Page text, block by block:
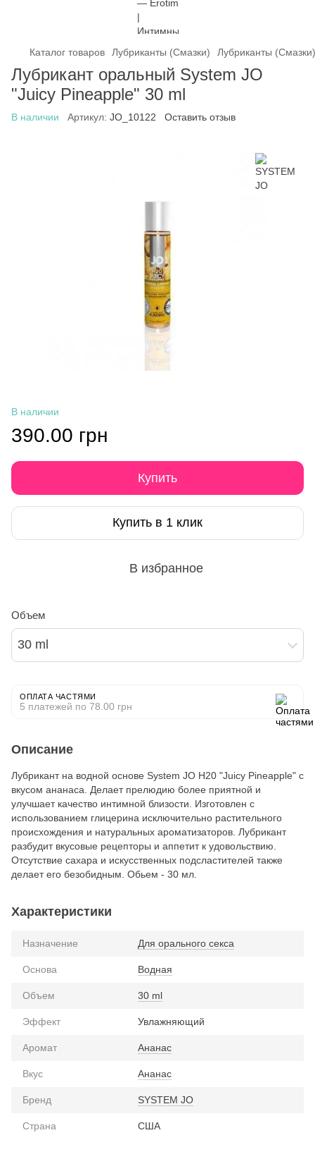
Каталог товаров Лубриканты (Смазки) Лубриканты
Лубрикант оральный System JO
"Juicy Pineapple" 30 ml
В наличии Артикул: JO_10122 Оставить отзыв
В наличии
390.00 грн
Купить
Купить в 1 клик
В избранное
Объем
30 ml
ОПЛАТА ЧАСТЯМИ
5 платежей по 78.00 грн
Описание
Лубрикант на водной основе System JO H20 "Juicy Pineapple" с
вкусом ананаса. Делает прелюдию более приятной и
улучшает качество интимной близости. Изготовлен с
использованием глицерина исключительно растительного
происхождения и натуральных ароматизаторов. Лубрикант
разбудит вкусовые рецепторы и аппетит к удовольствию.
Отсутствие сахара и искусственных подсластителей также
делает его безобидным. Обьем - 30 мл.
Характеристики
Назначение Для орального секса
Основа Водная
Объем 30 ml
Эффект Увлажняющий
Аромат Ананас
Вкус Ананас
Бренд SYSTEM JO
Страна США